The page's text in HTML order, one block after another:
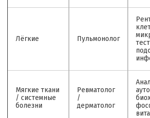
Лёгкие Пульмонолог
Мягкие ткани
/ системные
болезни
Ревматолог
/
дерматолог